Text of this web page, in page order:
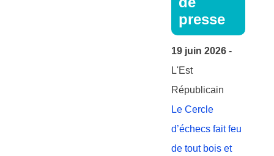
presse
19 juin 2026 -
L'Est
Républicain
Le Cercle
d’échecs fait feu
de tout bois et